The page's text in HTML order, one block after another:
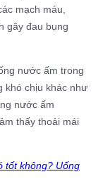
mạch máu,
gây đau bụng
nước ấm trong
khó chịu khác như
nước ấm
thấy thoải mái
tốt không? Uống